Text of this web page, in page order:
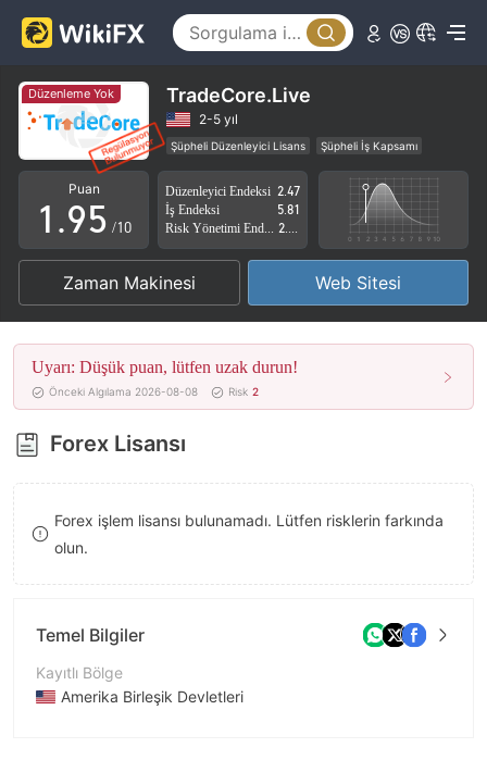
Düzenleme Yok TradeCore.Live
2-5 yıl
Şüpheli Düzenleyici Lisans
Şüpheli İş Kapsamı
Yüksek düzeyde potansiyel risk
Puan
0
1
2
3
4
5
6
7
8
9
.
5
6
7
8
9
1
2
3
4
5
6
7
8
9
/10
Düzenleyici Endeksi 2.47
İş Endeksi
5.81
Zaman Makinesi Web Sitesi
Uyarı: Düşük puan, lütfen uzak durun!
Önceki Algılama 2026-08-08 Risk 2
Forex Lisansı
Forex işlem lisansı bulunamadı. Lütfen risklerin farkında
olun.
Temel Bilgiler
Kayıtlı Bölge
Amerika Birleşik Devletleri